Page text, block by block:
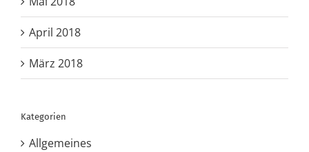
April 2018
März 2018
Kategorien
Allgemeines